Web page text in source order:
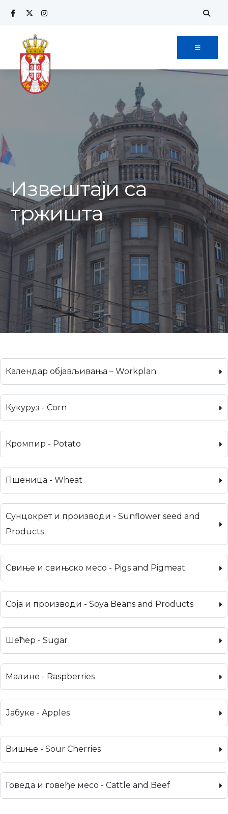
Извештаји са
тржишта
Календар објављивања – Workplan
Кукуруз - Corn
Кромпир - Potato
Пшеница - Wheat
Сунцокрет и производи - Sunflower seed and
Products
Свиње и свињско месо - Pigs and Pigmeat
Соја и производи - Soya Beans and Products
Шећер - Sugar
Малине - Raspberries
Јабуке - Apples
Вишње - Sour Cherries
Говеда и говеђе месо - Cattle and Beef